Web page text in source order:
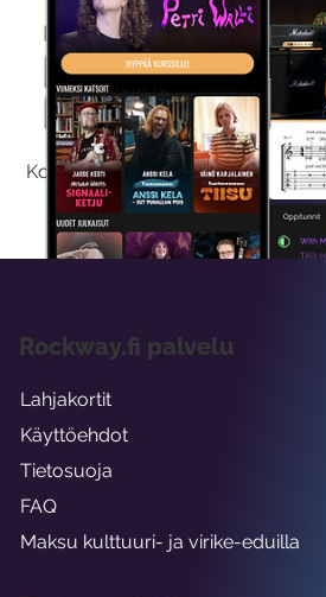
Kokeile
Kokeilemalla ilmaiseksi saat koko
viikon ajaksi.
Rockway.fi palvelu
Lahjakortit
Käyttöehdot
Tietosuoja
FAQ
Maksu kulttuuri- ja virike-eduilla